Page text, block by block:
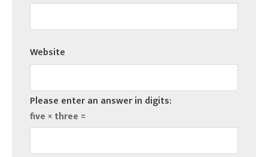
Website
Please enter an answer in digits:
five × three =